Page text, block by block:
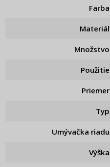
Farba
Materiál
Množstvo
Použitie
Priemer
Typ
Umývačka riadu
Výška